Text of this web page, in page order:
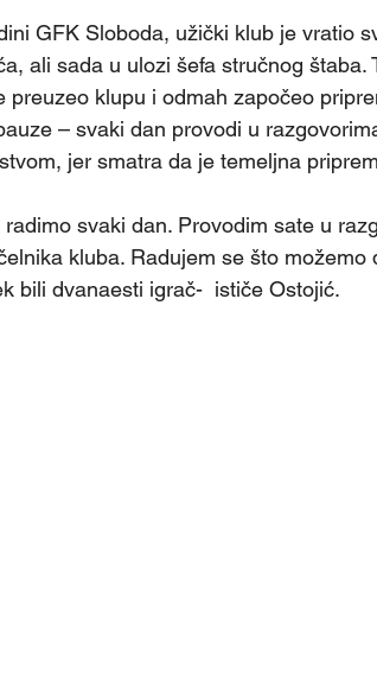
ali sada u ulozi šefa stručnog štaba.
preuzeo klupu i odmah započeo
– svaki dan provodi u
jer smatra da je temeljna
svaki dan. Provodim sate u
kluba. Radujem se što
bili dvanaesti igrač-  ističe Ostojić.